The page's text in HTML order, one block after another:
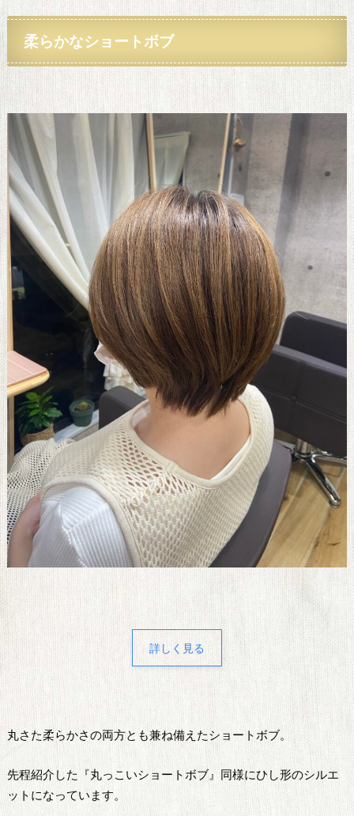
柔らかなショートボブ
詳しく見る
丸さた柔らかさの両方とも兼ね備えたショートボブ。
先程紹介した『丸っこいショートボブ』同様にひし形のシルエ
ットになっています。